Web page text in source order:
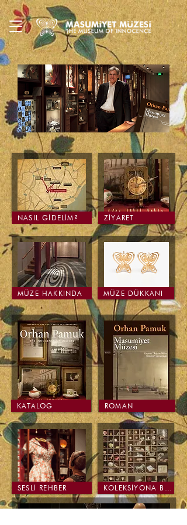
NASIL GİDELİM? ZİYARET
MÜZE HAKKINDA MÜZE DÜKKANI
KATALOG ROMAN
SESLİ REHBER KOLEKSİYONA BAĞIŞ